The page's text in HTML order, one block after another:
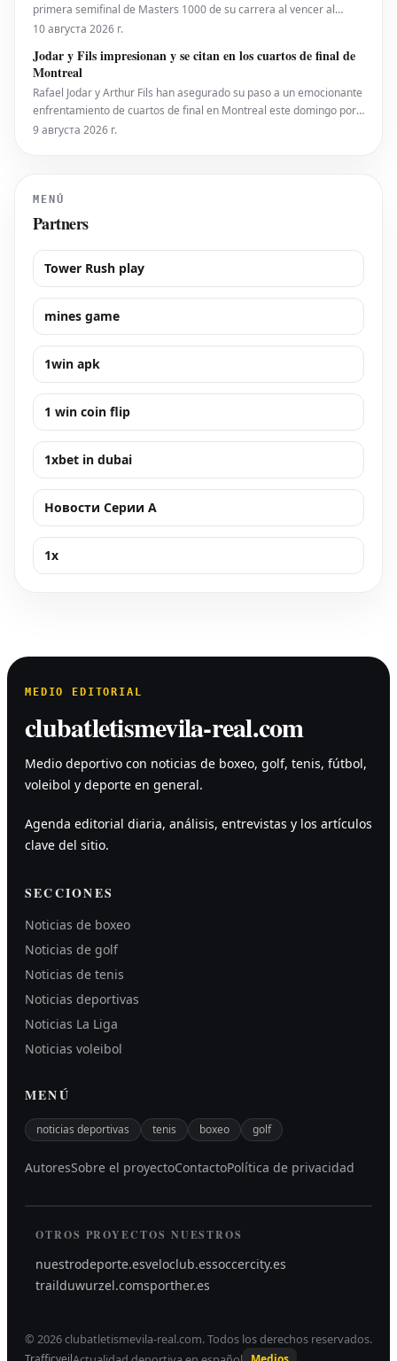
primera semifinal de Masters 1000 de su carrera al vencer al
holandés Tallon Griekspoor por 6-3 y 6-1 en los octavos de final del
quiebre significativos, salvando l
10 августа 2026 г.
Jodar y Fils impresionan y se citan en los cuartos de final de
Montreal
Rafael Jodar y Arthur Fils han asegurado su paso a un emocionante
enfrentamiento de cuartos de final en Montreal este domingo por
la noche. Ambos jugadores ofrecieron actuaciones sobresalientes,
9 августа 2026 г.
MENÚ
Partners
Tower Rush play
mines game
1win apk
1 win coin flip
1xbet in dubai
Новости Серии А
1x
MEDIO EDITORIAL
clubatletismevila-real.com
Medio deportivo con noticias de boxeo, golf, tenis, fútbol,
voleibol y deporte en general.
Agenda editorial diaria, análisis, entrevistas y los artículos
clave del sitio.
SECCIONES
Noticias de boxeo
Noticias de golf
Noticias de tenis
Noticias deportivas
Noticias La Liga
Noticias voleibol
MENÚ
noticias deportivas tenis boxeo golf
AutoresSobre el proyectoContactoPolítica de privacidad
OTROS PROYECTOS NUESTROS
nuestrodeporte.esveloclub.essoccercity.es
trailduwurzel.comsporther.es
© 2026clubatletismevila-real.com.Todos los derechos reservados.